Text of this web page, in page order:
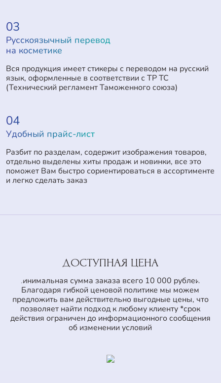
03
Русскоязычный перевод
на косметике
Вся продукция имеет стикеры с переводом на русский
язык, оформленные в соответствии с ТР ТС
(Технический регламент Таможенного союза)
04
Удобный прайс-лист
Разбит по разделам, содержит изображения товаров,
отдельно выделены хиты продаж и новинки, все это
поможет Вам быстро сориентироваться в ассортименте
и легко сделать заказ
ДОСТУПНАЯ ЦЕНА
Минимальная сумма заказа всего 10 000 рублей.*
Благодаря гибкой ценовой политике мы можем
предложить вам действительно выгодные цены, что
позволяет найти подход к любому клиенту *срок
действия ограничен до информационного сообщения
об изменении условий